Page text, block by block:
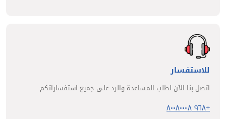
للاستفسار
اتصل بنا الآن لطلب المساعدة والرد على جميع استفساراتكم.
+٩٦٨ ٨٠٠٨٠٠٠٨